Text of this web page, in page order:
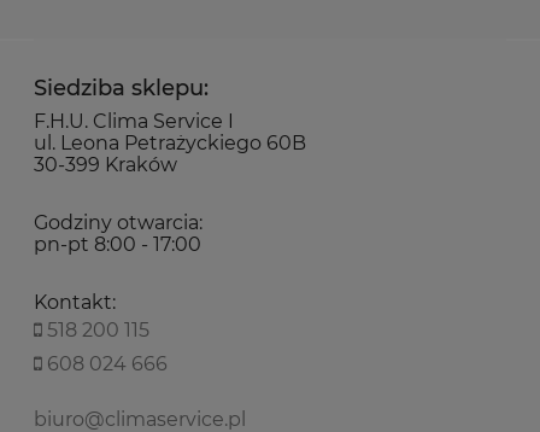
Siedziba sklepu:
F.H.U. Clima Service I
ul. Leona Petrażyckiego 60B
30-399 Kraków
Godziny otwarcia:
pn-pt 8:00 - 17:00
Kontakt:
518 200 115
608 024 666
biuro@climaservice.pl